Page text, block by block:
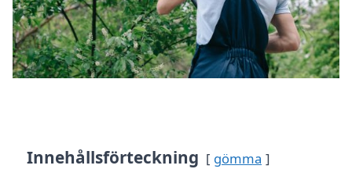
Innehållsförteckning gömma